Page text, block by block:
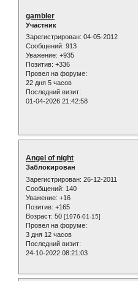
gambler
Участник
Зарегистрирован: 04-05-2012
Сообщений: 913
Уважение: +935
Позитив: +336
Провел на форуме:
22 дня 5 часов
Последний визит:
01-04-2026 21:42:58
Angel of night
Заблокирован
Зарегистрирован: 26-12-2011
Сообщений: 140
Уважение: +16
Позитив: +165
Возраст: 50 [1976-01-15]
Провел на форуме:
3 дня 12 часов
Последний визит:
24-10-2022 08:21:03